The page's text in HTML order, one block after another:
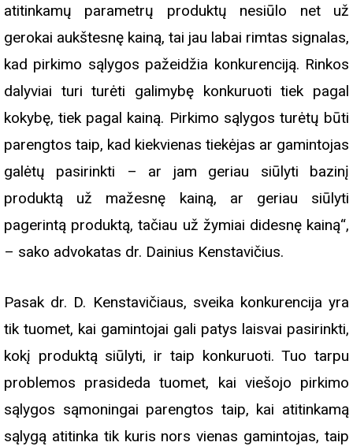
atitinkamų parametrų produktų nesiūlo net už
gerokai aukštesnę kainą, tai jau labai rimtas signalas,
kad pirkimo sąlygos pažeidžia konkurenciją. Rinkos
dalyviai turi turėti galimybę konkuruoti tiek pagal
kokybę, tiek pagal kainą. Pirkimo sąlygos turėtų būti
parengtos taip, kad kiekvienas tiekėjas ar gamintojas
galėtų pasirinkti – ar jam geriau siūlyti bazinį
produktą už mažesnę kainą, ar geriau siūlyti
pagerintą produktą, tačiau už žymiai didesnę kainą“,
– sako advokatas dr. Dainius Kenstavičius.
Pasak dr. D. Kenstavičiaus, sveika konkurencija yra
tik tuomet, kai gamintojai gali patys laisvai pasirinkti,
kokį produktą siūlyti, ir taip konkuruoti. Tuo tarpu
problemos prasideda tuomet, kai viešojo pirkimo
sąlygos sąmoningai parengtos taip, kai atitinkamą
sąlygą atitinka tik kuris nors vienas gamintojas, taip